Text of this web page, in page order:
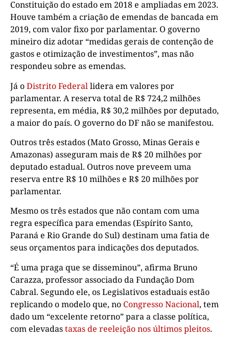
Constituição do estado em 2018 e ampliadas em 2023.
Houve também a criação de emendas de bancada em
2019, com valor fixo por parlamentar. O governo
mineiro diz adotar “medidas gerais de contenção de
gastos e otimização de investimentos”, mas não
respondeu sobre as emendas.
Já oDistrito Federallidera em valores por
parlamentar. A reserva total de R$ 724,2 milhões
representa, em média, R$ 30,2 milhões por deputado,
a maior do país. O governo do DF não se manifestou.
Outros três estados (Mato Grosso, Minas Gerais e
Amazonas) asseguram mais de R$ 20 milhões por
deputado estadual. Outros nove preveem uma
reserva entre R$ 10 milhões e R$ 20 milhões por
parlamentar.
Mesmo os três estados que não contam com uma
regra específica para emendas (Espírito Santo,
Paraná e Rio Grande do Sul) destinam uma fatia de
seus orçamentos para indicações dos deputados.
“É uma praga que se disseminou”, afirma Bruno
Carazza, professor associado da Fundação Dom
Cabral. Segundo ele, os Legislativos estaduais estão
replicando o modelo que, no Congresso Nacional, tem
dado um “excelente retorno” para a classe política,
com elevadastaxas de reeleição nos últimos pleitos.